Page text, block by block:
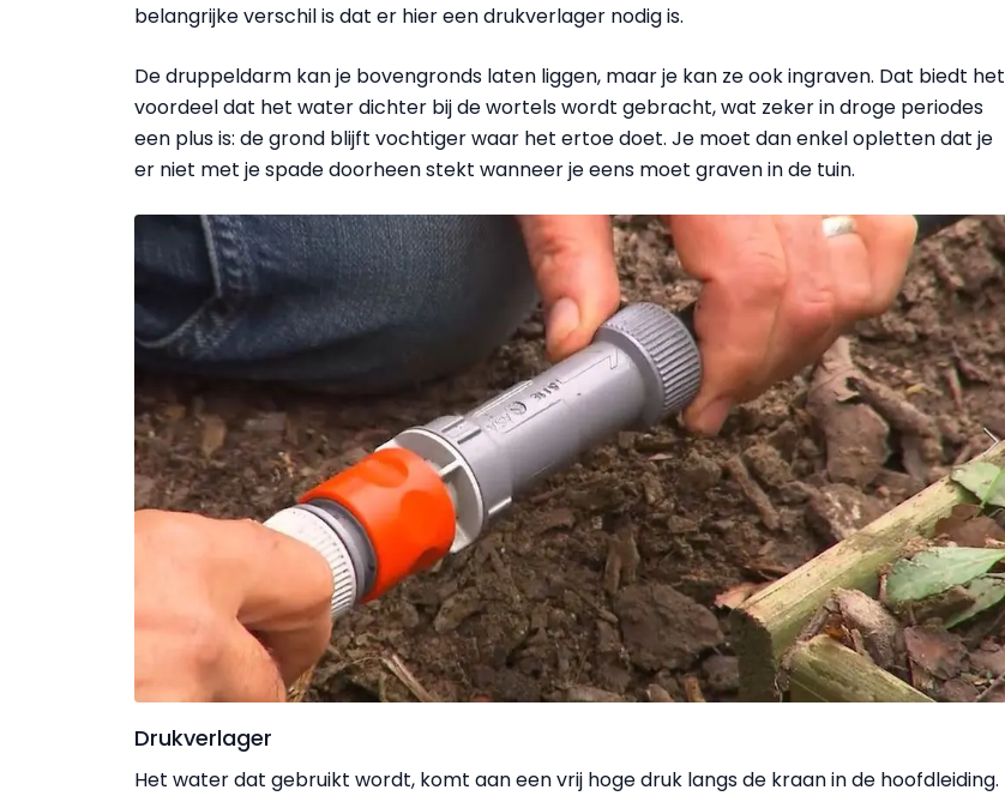
belangrijke verschil is dat er hier een drukverlager nodig is.
De druppeldarm kan je bovengronds laten liggen, maar je kan ze ook ingraven. Dat biedt het
voordeel dat het water dichter bij de wortels wordt gebracht, wat zeker in droge periodes
een plus is: de grond blijft vochtiger waar het ertoe doet. Je moet dan enkel opletten dat je
er niet met je spade doorheen stekt wanneer je eens moet graven in de tuin.
Drukverlager
Het water dat gebruikt wordt, komt aan een vrij hoge druk langs de kraan in de hoofdleiding.